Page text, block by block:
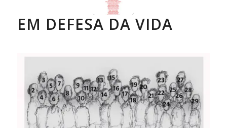
EM DEFESA DA VIDA